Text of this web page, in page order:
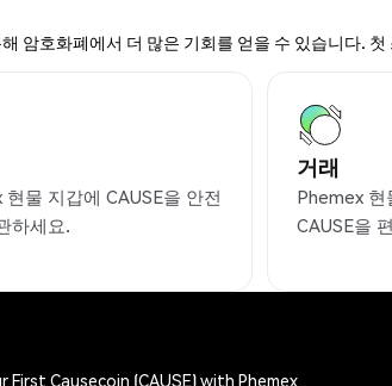
암호화폐에서 더 많은 기회를 얻을 수 있습니다.
현물 지갑에 CAUSE을 안전
하세요.
거래
Phemex 현
CAUSE을
First Causecoin (CAUSE) with Phemex